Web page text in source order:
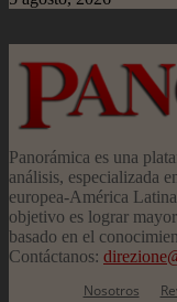
Panorámica es una
análisis, especializada
europea-América
objetivo es lograr
basado en el
Contáctanos:
Nosotros